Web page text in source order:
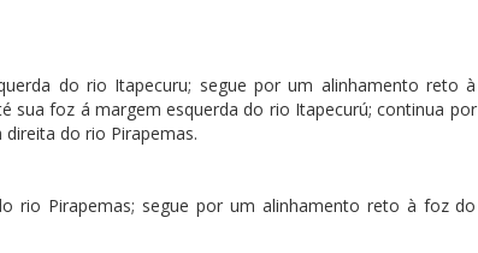
do rio Itapecuru; segue por um alinhamento reto à
sua foz á margem esquerda do rio Itapecurú; continua por
do rio Pirapemas.
rio Pirapemas; segue por um alinhamento reto à foz do